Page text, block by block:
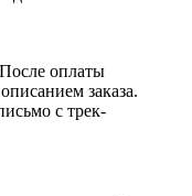
оплаты
заказа.
с трек-